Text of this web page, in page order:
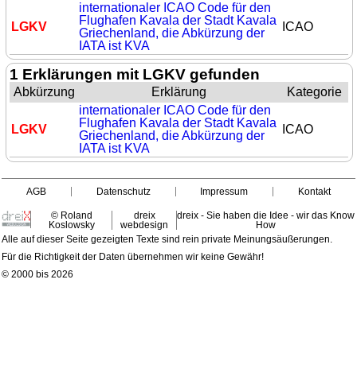
LGKV
internationaler ICAO Code für den
Flughafen Kavala der Stadt Kavala
Griechenland, die Abkürzung der
IATA ist KVA
ICAO
1 Erklärungen mit LGKV gefunden
Abkürzung Erklärung Kategorie
LGKV
internationaler ICAO Code für den
Flughafen Kavala der Stadt Kavala
Griechenland, die Abkürzung der
IATA ist KVA
ICAO
AGB Datenschutz Impressum Kontakt
© Roland
Koslowsky
dreix
webdesign
dreix - Sie haben die Idee - wir das Know
How
Alle auf dieser Seite gezeigten Texte sind rein private Meinungsäußerungen.
Für die Richtigkeit der Daten übernehmen wir keine Gewähr!
© 2000 bis 2026